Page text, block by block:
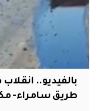
بالفيديو..
طريق سامراء-